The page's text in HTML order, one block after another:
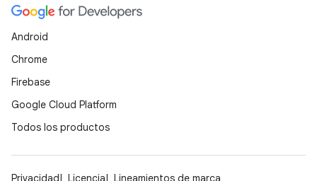
Android
Chrome
Firebase
Google Cloud Platform
Todos los productos
Privacidad Licencia Lineamientos de marca